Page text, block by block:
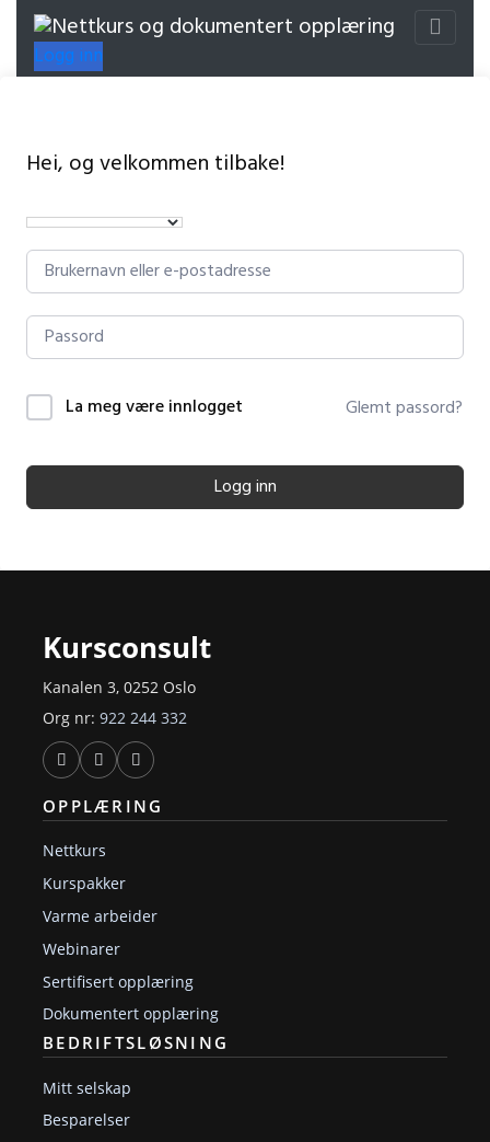
Logg inn
Hei, og velkommen tilbake!
La meg være innlogget Glemt passord?
Logg inn
Kursconsult
Kanalen 3, 0252 Oslo
Org nr: 922 244 332
OPPLÆRING
Nettkurs
Kurspakker
Varme arbeider
Webinarer
Sertifisert opplæring
Dokumentert opplæring
BEDRIFTSLØSNING
Mitt selskap
Besparelser